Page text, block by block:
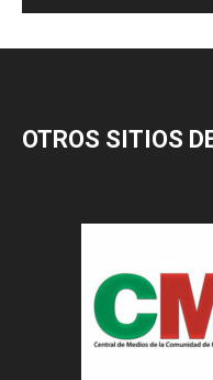
OTROS SITIOS